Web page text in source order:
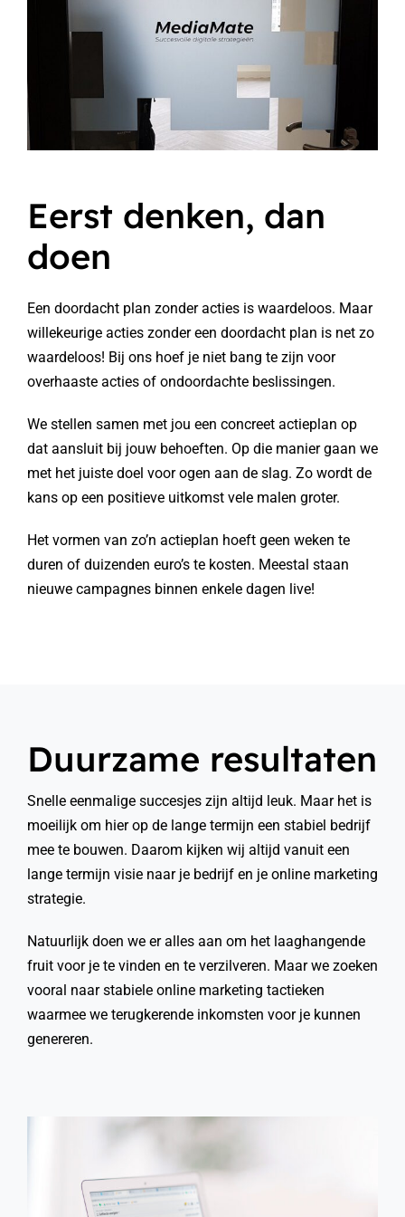
Eerst denken, dan
doen
Een doordacht plan zonder acties is waardeloos. Maar
willekeurige acties zonder een doordacht plan is net zo
waardeloos! Bij ons hoef je niet bang te zijn voor
overhaaste acties of ondoordachte beslissingen.
We stellen samen met jou een concreet actieplan op
dat aansluit bij jouw behoeften. Op die manier gaan we
met het juiste doel voor ogen aan de slag. Zo wordt de
kans op een positieve uitkomst vele malen groter.
Het vormen van zo’n actieplan hoeft geen weken te
duren of duizenden euro’s te kosten. Meestal staan
nieuwe campagnes binnen enkele dagen live!
Duurzame resultaten
Snelle eenmalige succesjes zijn altijd leuk. Maar het is
moeilijk om hier op de lange termijn een stabiel bedrijf
mee te bouwen. Daarom kijken wij altijd vanuit een
lange termijn visie naar je bedrijf en je online marketing
strategie.
Natuurlijk doen we er alles aan om het laaghangende
fruit voor je te vinden en te verzilveren. Maar we zoeken
vooral naar stabiele online marketing tactieken
waarmee we terugkerende inkomsten voor je kunnen
genereren.